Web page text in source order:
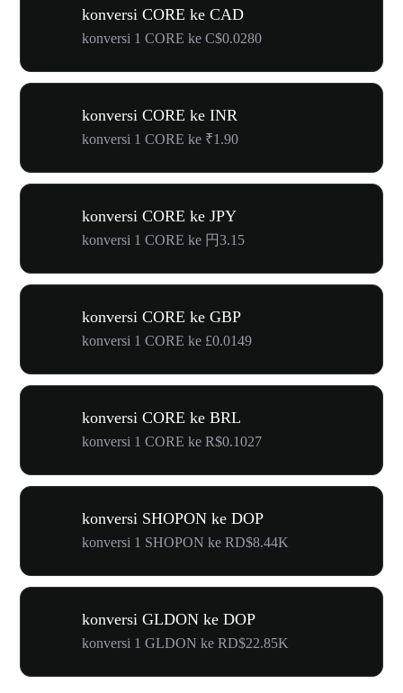
konversi CORE ke CAD
konversi 1 CORE ke C$0.0280
konversi CORE ke INR
konversi 1 CORE ke ₹1.90
konversi CORE ke JPY
konversi 1 CORE ke 円3.15
konversi CORE ke GBP
konversi 1 CORE ke £0.0149
konversi CORE ke BRL
konversi 1 CORE ke R$0.1027
konversi SHOPON ke DOP
konversi 1 SHOPON ke RD$8.44K
konversi GLDON ke DOP
konversi 1 GLDON ke RD$22.85K